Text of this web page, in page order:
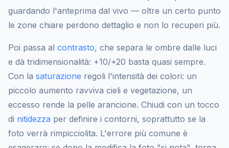
guardando l'anteprima dal vivo — oltre un certo punto
le zone chiare perdono dettaglio e non lo recuperi più.
Poi passa al contrasto, che separa le ombre dalle luci
e dà tridimensionalità: +10/+20 basta quasi sempre.
Con la saturazione regoli l'intensità dei colori: un
piccolo aumento ravviva cieli e vegetazione, un
eccesso rende la pelle arancione. Chiudi con un tocco
di nitidezza per definire i contorni, soprattutto se la
foto verrà rimpicciolita. L'errore più comune è